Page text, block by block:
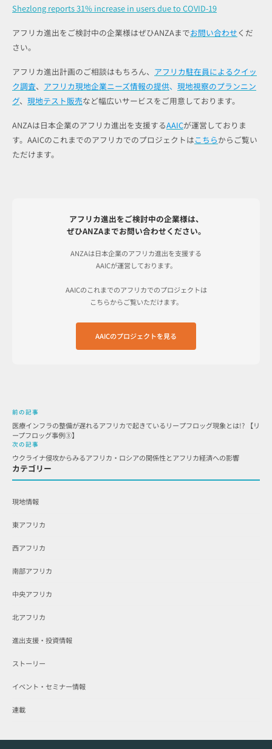
Shezlong reports 31% increase in users due to COVID-19
アフリカ進出をご検討中の企業様はぜひANZAまでお問い合わせくだ
さい。
アフリカ進出計画のご相談はもちろん、 アフリカ駐在員によるクイッ
ク調査、 アフリカ現地企業ニーズ情報の提供、 現地視察のプランニン
グ、 現地テスト販売など幅広いサービスをご用意しております。
ANZAは日本企業のアフリカ進出を支援するAAICが運営しておりま
す。AAICのこれまでのアフリカでのプロジェクトはこちらからご覧い
ただけます。
アフリカ進出をご検討中の企業様は、
ぜひANZAまでお問い合わせください。
ANZAは日本企業のアフリカ進出を支援する
AAICが運営しております。
AAICのこれまでのアフリカでのプロジェクトは
こちらからご覧いただけます。
AAICのプロジェクトを見る
前の記事
医療インフラの整備が遅れるアフリカで起きているリープフロッグ現象とは!? 【リ
ープフロッグ事例③】￼
次の記事
ウクライナ侵攻からみるアフリカ・ロシアの関係性とアフリカ経済への影響
カテゴリー
現地情報
東アフリカ
西アフリカ
南部アフリカ
中央アフリカ
北アフリカ
進出支援・投資情報
ストーリー
イベント・セミナー情報
連載